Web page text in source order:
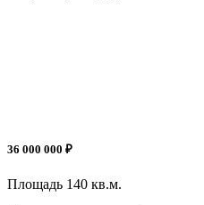
36 000 000 ₽
Площадь 140 кв.м.